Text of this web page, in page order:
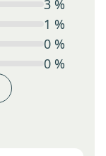
3 %
1 %
0 %
0 %